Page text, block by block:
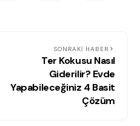
SONRAKI HABER
Ter Kokusu Nasıl
Giderilir? Evde
Yapabileceğiniz 4 Basit
Çözüm